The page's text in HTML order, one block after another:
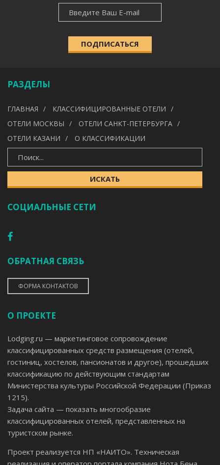
НАСЕЛЁННЫЙ ПУНКТ
ИСКАТЬ
ПОДПИСАТЬСЯ
РАЗДЕЛЫ
ГЛАВНАЯ
КЛАССИФИЦИРОВАННЫЕ ОТЕЛИ
ОТЕЛИ МОСКВЫ
ОТЕЛИ САНКТ-ПЕТЕРБУРГА
ОТЕЛИ КАЗАНИ
О КЛАССИФИКАЦИИ
ИСКАТЬ
СОЦИАЛЬНЫЕ СЕТИ
ОБРАТНАЯ СВЯЗЬ
ФОРМА КОНТАКТОВ
О ПРОЕКТЕ
Lodging.ru — маркетинговое сопровождение
классифицированных средств размещения (отелей,
гостиниц, хостелов, пансионатов и другое), прошедших
классификацию по действующим стандартам
Министерства культуры Российской Федерации (Приказ
1215).
Задача сайта — показать многообразие
классифицированных отелей, представленных на
туристском рынке.
Проект реализуется НП «НАИТО». Техническая